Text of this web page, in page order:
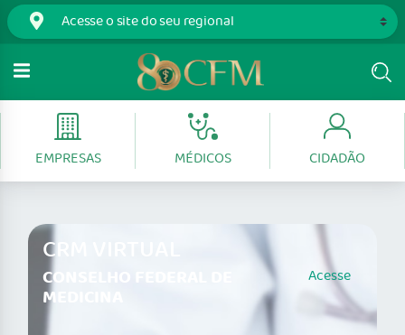
EMPRESAS MÉDICOS CIDADÃO
CRM VIRTUAL
CONSELHO FEDERAL DE
MEDICINA
Acesse